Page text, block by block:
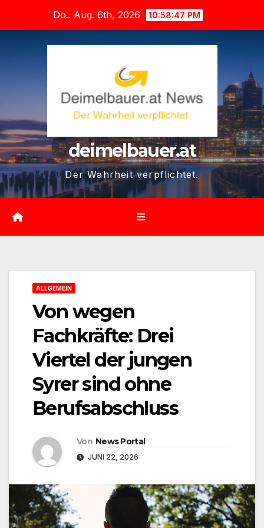
Do.. Aug. 6th, 2026 10:58:49 PM
deimelbauer.at
Der Wahrheit verpflichtet.
ALLGEMEIN
Von wegen
Fachkräfte: Drei
Viertel der jungen
Syrer sind ohne
Berufsabschluss
Von News Portal
JUNI 22, 2026